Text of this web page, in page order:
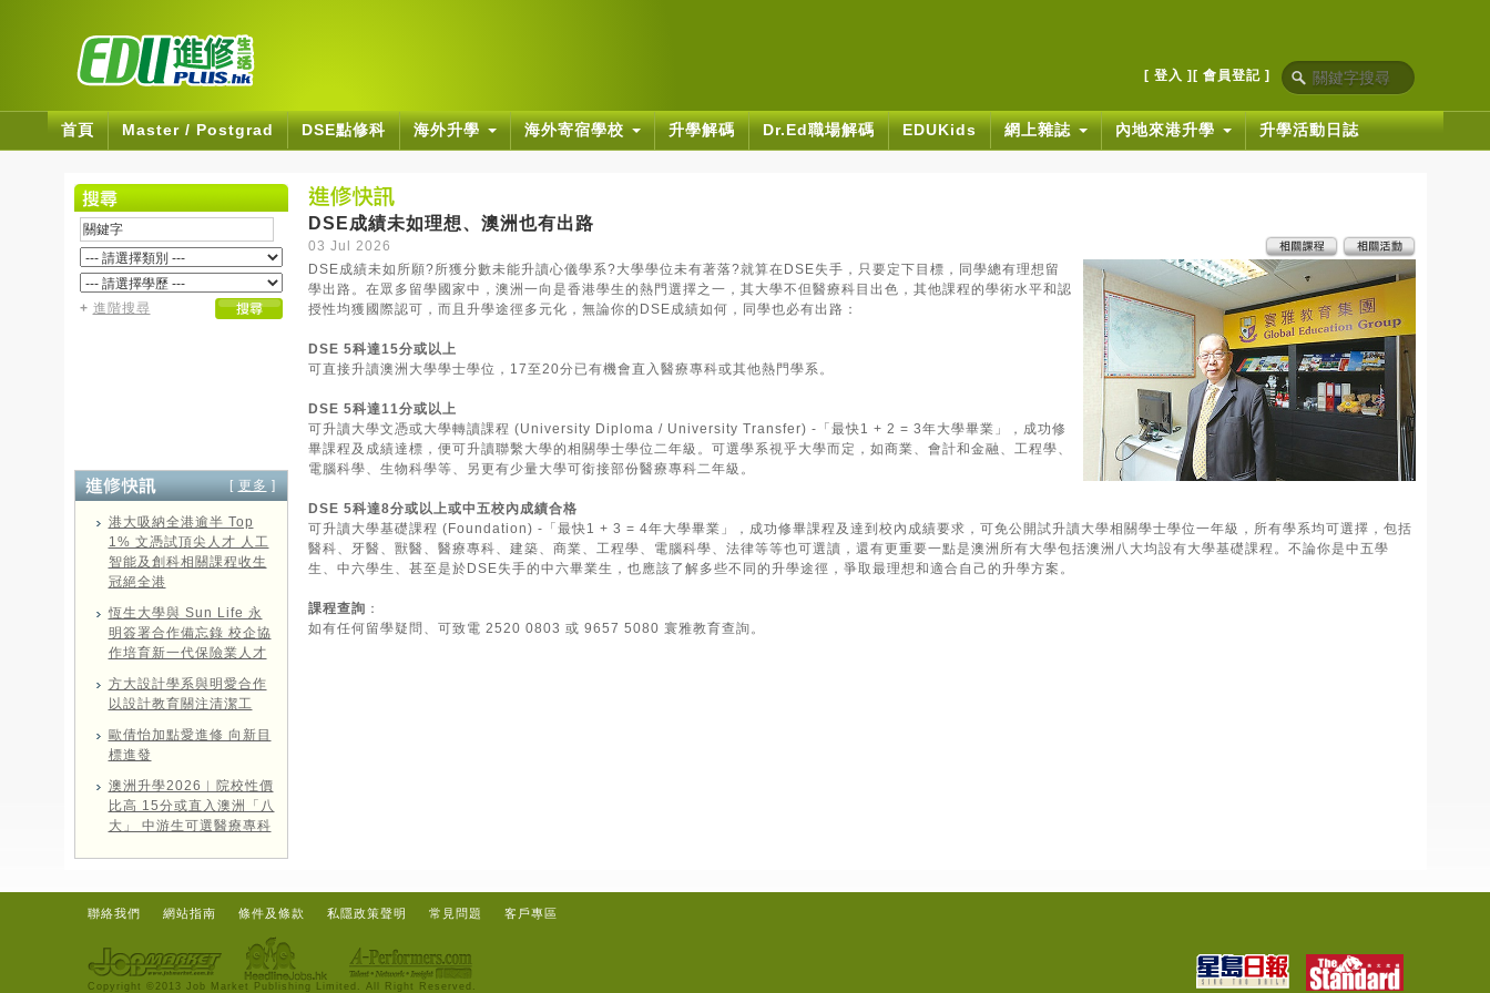
[ 登入 ] [ 會員登記 ]
首頁 Master / Postgrad DSE點修科 海外升學 海外寄宿學校 升學解碼 Dr.Ed職場解碼 EDUKids 網上雜誌 內地來港升學 升學活動日誌
+ 進階搜尋
[ 更多 ]
港大吸納全港逾半 Top
1% 文憑試頂尖人才 人工
智能及創科相關課程收生
冠絕全港
恆生大學與 Sun Life 永
明簽署合作備忘錄 校企協
作培育新一代保險業人才
方大設計學系與明愛合作
以設計教育關注清潔工
歐倩怡加點愛進修 向新目
標進發
澳洲升學2026︱院校性價
比高 15分或直入澳洲「八
大」 中游生可選醫療專科
DSE成績未如理想、澳洲也有出路
03 Jul 2026
DSE成績未如所願?所獲分數未能升讀心儀學系?大學學位未有著落?就算在DSE失手，只要定下目標，同學總有理想留
學出路。在眾多留學國家中，澳洲一向是香港學生的熱門選擇之一，其大學不但醫療科目出色，其他課程的學術水平和認
授性均獲國際認可，而且升學途徑多元化，無論你的DSE成績如何，同學也必有出路：
DSE 5科達15分或以上
可直接升讀澳洲大學學士學位，17至20分已有機會直入醫療專科或其他熱門學系。
DSE 5科達11分或以上
可升讀大學文憑或大學轉讀課程 (University Diploma / University Transfer) -「最快1 + 2 = 3年大學畢業」，成功修
畢課程及成績達標，便可升讀聯繫大學的相關學士學位二年級。可選學系視乎大學而定，如商業、會計和金融、工程學、
電腦科學、生物科學等、另更有少量大學可銜接部份醫療專科二年級。
DSE 5科達8分或以上或中五校內成績合格
可升讀大學基礎課程 (Foundation) -「最快1 + 3 = 4年大學畢業」，成功修畢課程及達到校內成績要求，可免公開試升讀大學相關學士學位一年級，所有學系均可選擇，包括
醫科、牙醫、獸醫、醫療專科、建築、商業、工程學、電腦科學、法律等等也可選讀，還有更重要一點是澳洲所有大學包括澳洲八大均設有大學基礎課程。不論你是中五學
生、中六學生、甚至是於DSE失手的中六畢業生，也應該了解多些不同的升學途徑，爭取最理想和適合自己的升學方案。
課程查詢 ：
如有任何留學疑問、可致電 2520 0803 或 9657 5080 寰雅教育查詢。
聯絡我們 網站指南 條件及條款 私隱政策聲明 常見問題 客戶專區
Copyright ©2013 Job Market Publishing Limited. All Right Reserved.